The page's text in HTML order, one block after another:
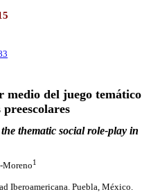
medio del juego temático
preescolares
thematic social role-play in
Moreno1
Iberoamericana. Puebla, México.